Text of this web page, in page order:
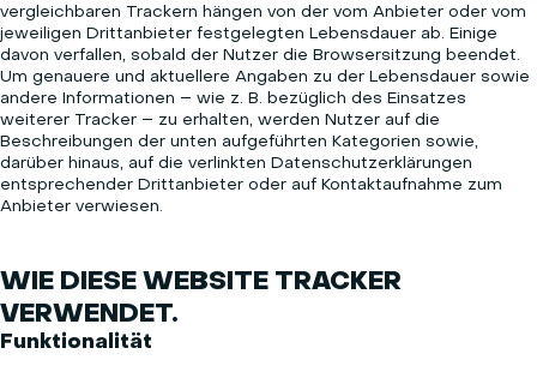
vergleichbaren Trackern hängen von der vom Anbieter oder vom
jeweiligen Drittanbieter festgelegten Lebensdauer ab. Einige
davon verfallen, sobald der Nutzer die Browsersitzung beendet.
Um genauere und aktuellere Angaben zu der Lebensdauer sowie
andere Informationen – wie z. B. bezüglich des Einsatzes
weiterer Tracker – zu erhalten, werden Nutzer auf die
Beschreibungen der unten aufgeführten Kategorien sowie,
darüber hinaus, auf die verlinkten Datenschutzerklärungen
entsprechender Drittanbieter oder auf Kontaktaufnahme zum
Anbieter verwiesen.
WIE DIESE WEBSITE TRACKER
VERWENDET.
Funktionalität